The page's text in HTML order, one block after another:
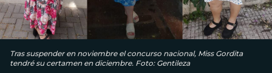
Tras suspender en noviembre el concurso nacional, Miss Gordita
tendré su certamen en diciembre. Foto: Gentileza